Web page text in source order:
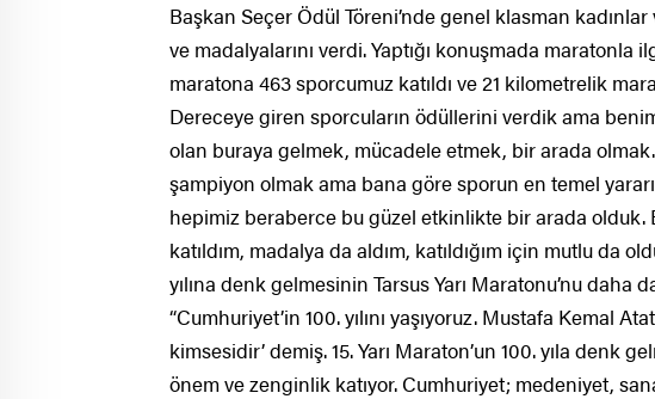
Başkan Seçer Ödül Töreni’nde genel klasman
ve madalyalarını verdi. Yaptığı konuşmada
maratona 463 sporcumuz katıldı ve 21 kilometrelik
Dereceye giren sporcuların ödüllerini verdik ama
olan buraya gelmek, mücadele etmek, bir arada
şampiyon olmak ama bana göre sporun en temel
hepimiz beraberce bu güzel etkinlikte bir arada olduk.
katıldım, madalya da aldım, katıldığım için mutlu da
yılına denk gelmesinin Tarsus Yarı Maratonu’nu daha
“Cumhuriyet’in 100. yılını yaşıyoruz. Mustafa Kemal
kimsesidir’ demiş. 15. Yarı Maraton’un 100. yıla denk
önem ve zenginlik katıyor. Cumhuriyet; medeniyet,